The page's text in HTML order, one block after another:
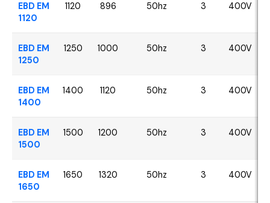
EBD EM
1120
1120 896 50hz 3 400V
EBD EM
1250
1250 1000 50hz 3 400V
EBD EM
1400
1400 1120 50hz 3 400V
EBD EM
1500
1500 1200 50hz 3 400V
EBD EM
1650
1650 1320 50hz 3 400V